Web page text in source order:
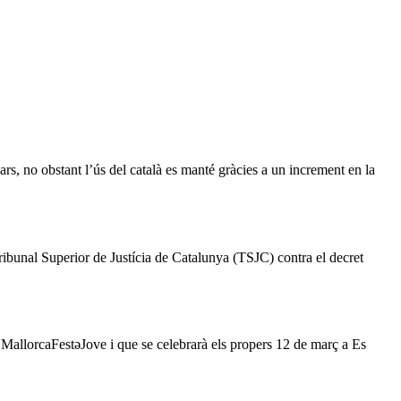
no obstant l’ús del català es manté gràcies a un increment en la
Superior de Justícia de Catalunya (TSJC) contra el decret
i que se celebrarà els propers 12 de març a Es